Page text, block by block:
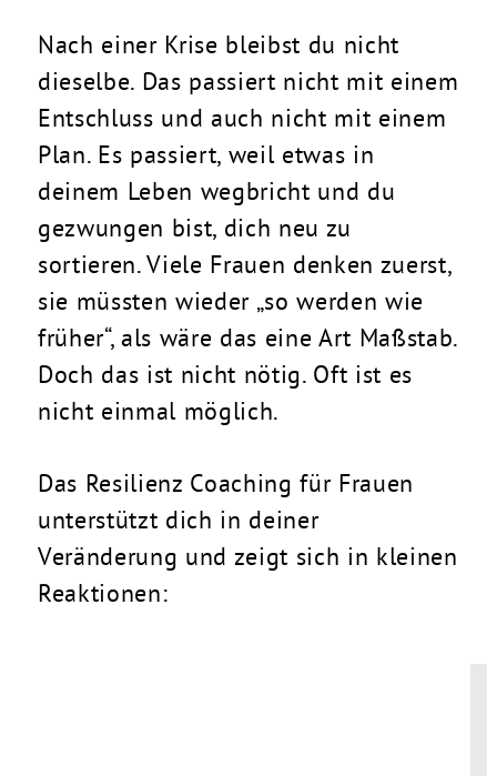
Nach einer Krise bleibst du nicht
dieselbe. Das passiert nicht mit einem
Entschluss und auch nicht mit einem
Plan. Es passiert, weil etwas in
deinem Leben wegbricht und du
gezwungen bist, dich neu zu
sortieren. Viele Frauen denken zuerst,
sie müssten wieder „so werden wie
früher“, als wäre das eine Art Maßstab.
Doch das ist nicht nötig. Oft ist es
nicht einmal möglich.
Das Resilienz Coaching für Frauen
unterstützt dich in deiner
Veränderung und zeigt sich in kleinen
Reaktionen: